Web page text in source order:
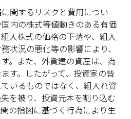
に関するリスクと費用につい
内の株式等値動きのある有価
入株式の価格の下落や、組入
状況の悪化等の影響により、
。また、外貨建の資産は、為
す。したがって、投資家の皆
いるものではなく、組入れ資
を被り、投資元本を割り込む
の指図に基づく行為により生